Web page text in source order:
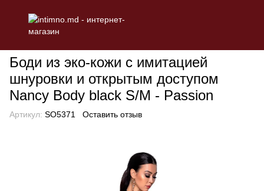
Боди из эко-кожи с имитацией
шнуровки и открытым доступом
Nancy Body black S/M - Passion
Артикул: SO5371 Оставить отзыв